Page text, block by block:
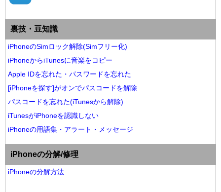
裏技・豆知識
iPhoneのSimロック解除(Simフリー化)
iPhoneからiTunesに音楽をコピー
Apple IDを忘れた・パスワードを忘れた
[iPhoneを探す]がオンでパスコードを解除
パスコードを忘れた(iTunesから解除)
iTunesがiPhoneを認識しない
iPhoneの用語集・アラート・メッセージ
iPhoneの分解/修理
iPhoneの分解方法